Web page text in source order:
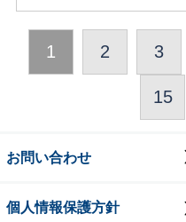
1 2 3
15
お問い合わせ
個人情報保護方針